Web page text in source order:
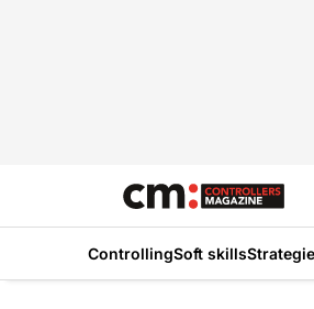
ControllingSoft skillsStrategie